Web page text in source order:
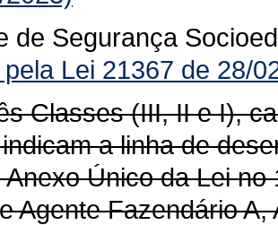
de Segurança
Lei 21367 de 28/
Classes (III, II e I),
a linha de
Único da Lei
Agente Fazendário